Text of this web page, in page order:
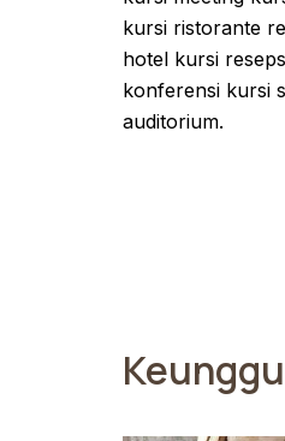
kursi ristorante
hotel kursi
konferensi kursi
auditorium.